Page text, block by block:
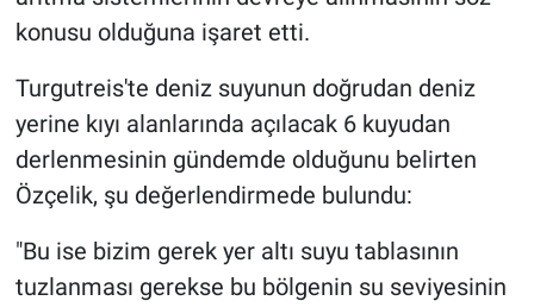
konusu olduğuna işaret etti.
Turgutreis'te deniz suyunun doğrudan deniz
yerine kıyı alanlarında açılacak 6 kuyudan
derlenmesinin gündemde olduğunu belirten
Özçelik, şu değerlendirmede bulundu:
"Bu ise bizim gerek yer altı suyu tablasının
tuzlanması gerekse bu bölgenin su seviyesinin